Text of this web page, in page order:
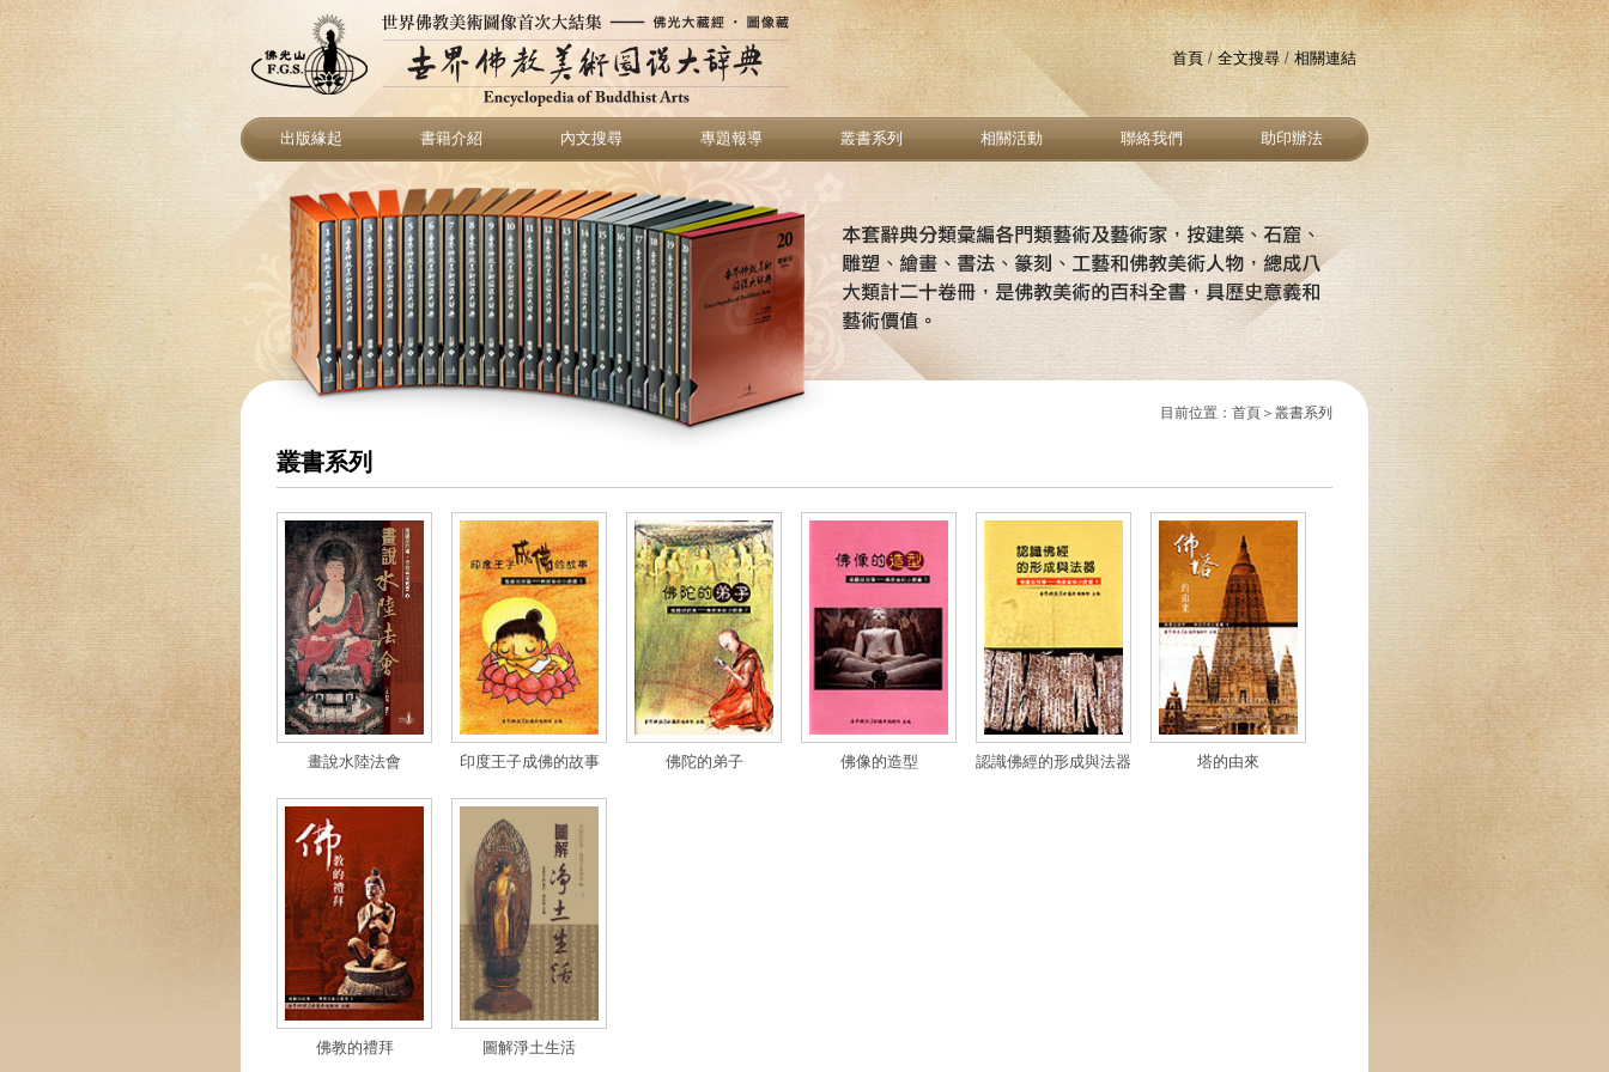
首頁/全文搜尋/ 相關連結
出版緣起 書籍介紹 內文搜尋 專題報導 叢書系列 相關活動 聯絡我們 助印辦法
目前位置：首頁＞叢書系列
叢書系列
畫說水陸法會 印度王子成佛的故事 佛陀的弟子 佛像的造型 認識佛經的形成與法器 塔的由來
佛教的禮拜 圖解淨土生活